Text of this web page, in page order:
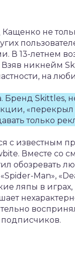
не
В 13-летнем
никнейм
на
Бренд Skittles,
«перекрыл
только
с известным
Вместе со
обозревать
Man»,
ляпы в